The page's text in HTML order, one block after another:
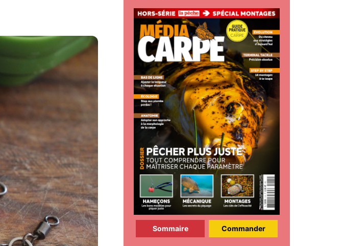
Sommaire Commander